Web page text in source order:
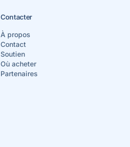
Contacter
À propos
Contact
Soutien
Où acheter
Partenaires